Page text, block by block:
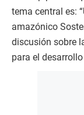
tema central es:
amazónico
discusión sobre
para el